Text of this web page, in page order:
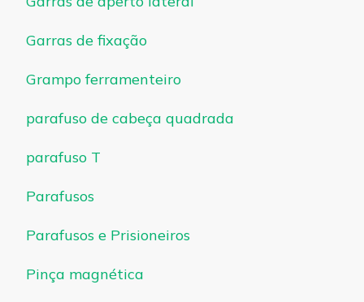
Garras de fixação
Grampo ferramenteiro
parafuso de cabeça quadrada
parafuso T
Parafusos
Parafusos e Prisioneiros
Pinça magnética